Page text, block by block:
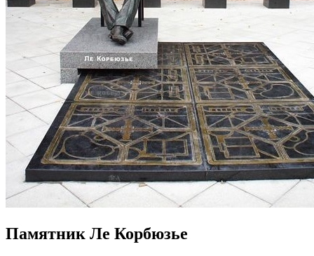
Памятник Ле Корбюзье